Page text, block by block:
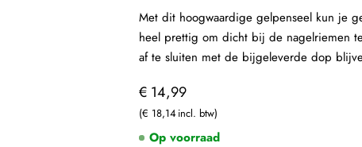
€ 14,99
€ 18,14
Op voorraad
Met dit hoogwaardige gelpenseel kun je
heel prettig om dicht bij de nagelriemen
af te sluiten met de bijgeleverde dop